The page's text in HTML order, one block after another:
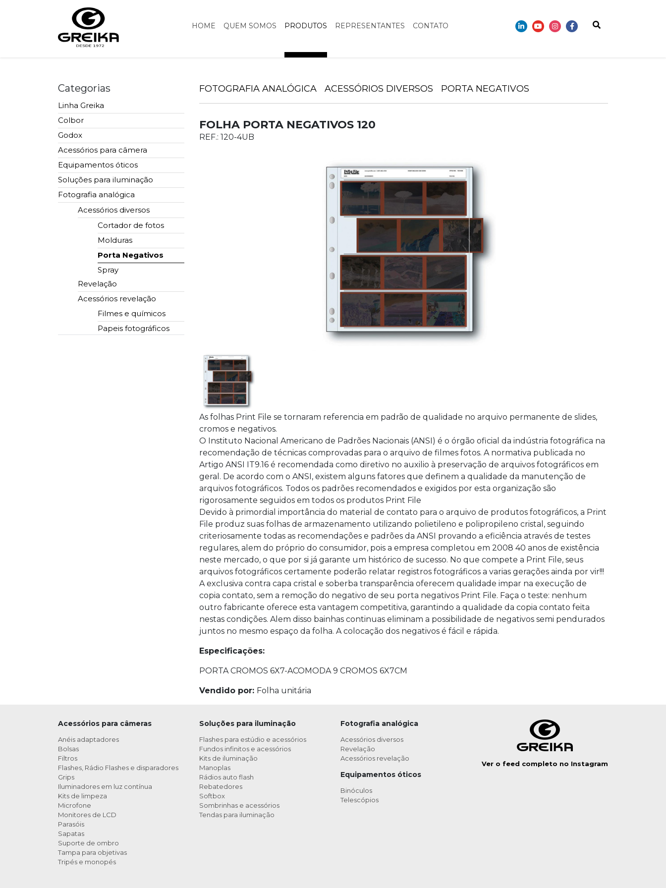
HOME QUEM SOMOS PRODUTOS REPRESENTANTES CONTATO
Categorias
Linha Greika
Colbor
Godox
Acessórios para câmera
Equipamentos óticos
Lentes e Acessórios
Soluções para iluminação
Suportes para fundo
infinito
Rolo de fundo infinito
Fotografia analógica
Acessórios diversos
Cortador de fotos
Molduras
Porta Negativos
Spray
Revelação
Acessórios revelação
Filmes e químicos
Papeis fotográficos
FOTOGRAFIA ANALÓGICA ACESSÓRIOS DIVERSOS PORTA NEGATIVOS
FOLHA PORTA NEGATIVOS 120
REF.: 120-4UB
As folhas Print File se tornaram referencia em padrão de qualidade no arquivo permanente de slides,
cromos e negativos.
O Instituto Nacional Americano de Padrões Nacionais (ANSI) é o órgão oficial da indústria fotográfica na
recomendação de técnicas comprovadas para o arquivo de filmes fotos. A normativa publicada no
Artigo ANSI IT9.16 é recomendada como diretivo no auxilio à preservação de arquivos fotográficos em
geral. De acordo com o ANSI, existem alguns fatores que definem a qualidade da manutenção de
arquivos fotográficos. Todos os padrões recomendados e exigidos por esta organização são
rigorosamente seguidos em todos os produtos Print File
Devido à primordial importância do material de contato para o arquivo de produtos fotográficos, a Print
File produz suas folhas de armazenamento utilizando polietileno e polipropileno cristal, seguindo
criteriosamente todas as recomendações e padrões da ANSI provando a eficiência através de testes
regulares, alem do próprio do consumidor, pois a empresa completou em 2008 40 anos de existência
neste mercado, o que por si já garante um histórico de sucesso. No que compete a Print File, seus
arquivos fotográficos certamente poderão relatar registros fotográficos a varias gerações ainda por vir!!!
A exclusiva contra capa cristal e soberba transparência oferecem qualidade impar na execução de
copia contato, sem a remoção do negativo de seu porta negativos Print File. Faça o teste: nenhum
outro fabricante oferece esta vantagem competitiva, garantindo a qualidade da copia contato feita
nestas condições. Alem disso bainhas continuas eliminam a possibilidade de negativos semi pendurados
juntos no mesmo espaço da folha. A colocação dos negativos é fácil e rápida.
Especificações:
PORTA CROMOS 6X7-ACOMODA 9 CROMOS 6X7CM
Vendido por: Folha unitária
Acessórios para câmeras
Anéis adaptadores
Bolsas
Filtros
Flashes, Rádio Flashes e disparadores
Grips
Iluminadores em luz contínua
Kits de limpeza
Microfone
Monitores de LCD
Parasóis
Sapatas
Suporte de ombro
Tampa para objetivas
Tripés e monopés
Soluções para iluminação
Flashes para estúdio e acessórios
Fundos infinitos e acessórios
Kits de iluminação
Manoplas
Rádios auto flash
Rebatedores
Softbox
Sombrinhas e acessórios
Tendas para iluminação
Fotografia analógica
Acessórios diversos
Revelação
Acessórios revelação
Equipamentos óticos
Binóculos
Telescópios
Ver o feed completo no Instagram